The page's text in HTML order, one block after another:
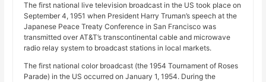
The first national live television broadcast in the US took place on
September 4, 1951 when President Harry Truman’s speech at the
Japanese Peace Treaty Conference in San Francisco was
transmitted over AT&T’s transcontinental cable and microwave
radio relay system to broadcast stations in local markets.
The first national color broadcast (the 1954 Tournament of Roses
Parade) in the US occurred on January 1, 1954. During the